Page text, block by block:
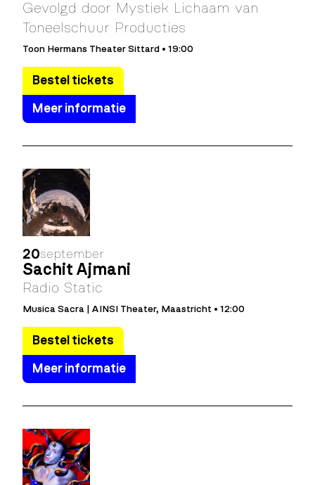
Gevolgd door Mystiek Lichaam van
Toneelschuur Producties
Toon Hermans Theater Sittard • 19:00
Bestel tickets
Meer informatie
20september
Sachit Ajmani
Radio Static
Musica Sacra | AINSI Theater, Maastricht • 12:00
Bestel tickets
Meer informatie